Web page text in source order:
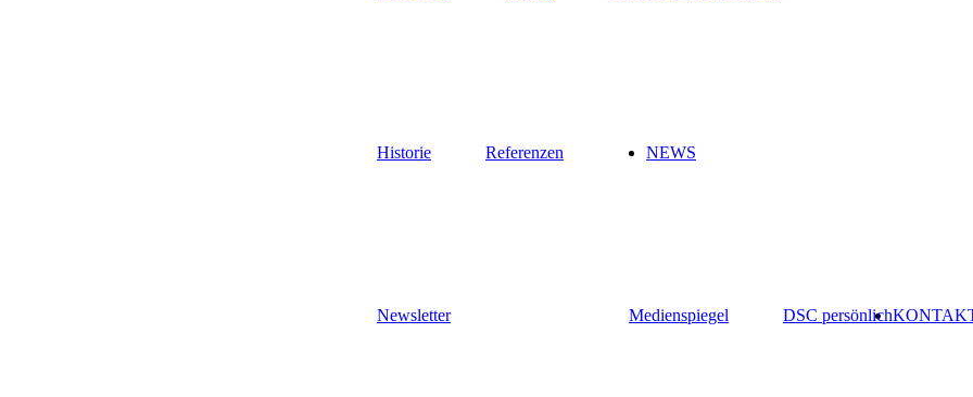
Historie Referenzen NEWS
Newsletter Medienspiegel DSC persönlich